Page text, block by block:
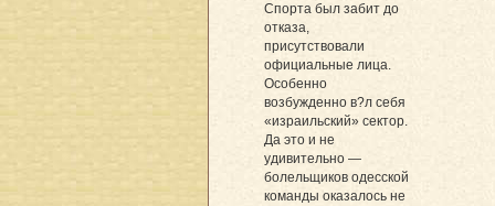
Спорта был забит до
отказа,
присутствовали
официальные лица.
Особенно
возбужденно в?л себя
«израильский» сектор.
Да это и не
удивительно —
болельщиков одесской
команды оказалось не